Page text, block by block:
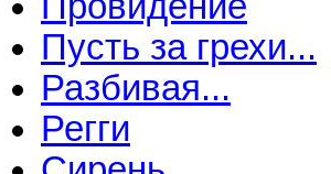
Пусть за грехи...
Разбивая...
Регги